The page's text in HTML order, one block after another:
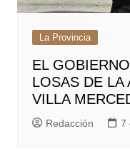
La Provincia
EL
LOSAS DE LA
VILLA
Redacción 7